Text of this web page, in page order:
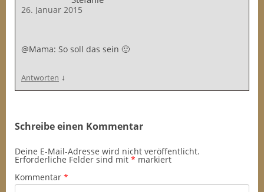
26. Januar 2015
@Mama: So soll das sein 🙂
Antworten ↓
Schreibe einen Kommentar
Deine E-Mail-Adresse wird nicht veröffentlicht.
Erforderliche Felder sind mit * markiert
Kommentar *